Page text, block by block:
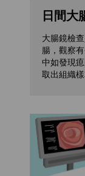
日間大
大腸鏡檢
腸，觀察
中如發現
取出組織樣